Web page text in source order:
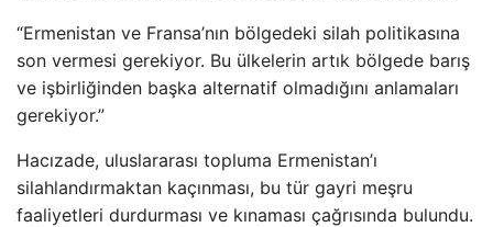
“Ermenistan ve Fransa’nın bölgedeki silah politikasına
son vermesi gerekiyor. Bu ülkelerin artık bölgede barış
ve işbirliğinden başka alternatif olmadığını anlamaları
gerekiyor.”
Hacızade, uluslararası topluma Ermenistan’ı
silahlandırmaktan kaçınması, bu tür gayri meşru
faaliyetleri durdurması ve kınaması çağrısında bulundu.